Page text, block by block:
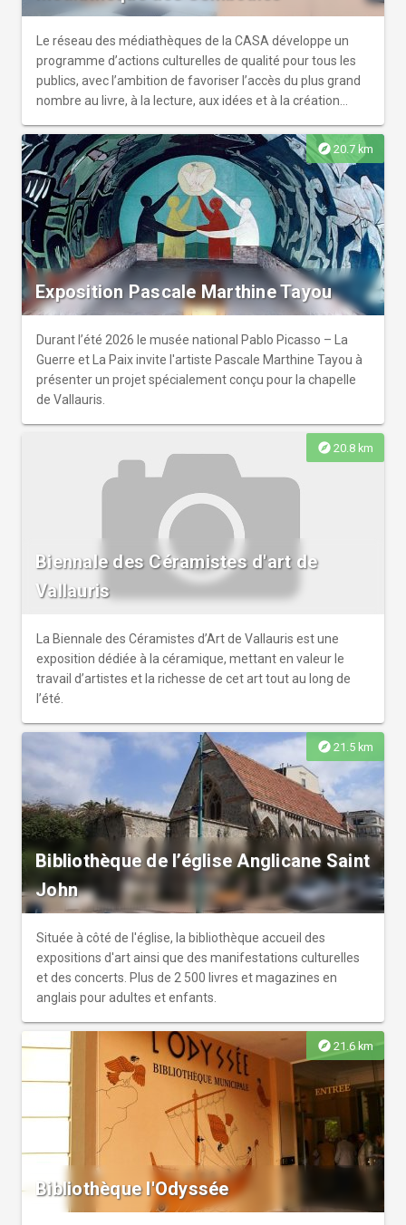
Le réseau des médiathèques de la CASA développe un
programme d’actions culturelles de qualité pour tous les
publics, avec l’ambition de favoriser l’accès du plus grand
nombre au livre, à la lecture, aux idées et à la création
explore 20.7 km
Exposition Pascale Marthine Tayou
Durant l’été 2026 le musée national Pablo Picasso – La
Guerre et La Paix invite l'artiste Pascale Marthine Tayou à
présenter un projet spécialement conçu pour la chapelle
de Vallauris.
explore 20.8 km
Biennale des Céramistes d'art de
Vallauris
La Biennale des Céramistes d’Art de Vallauris est une
exposition dédiée à la céramique, mettant en valeur le
travail d’artistes et la richesse de cet art tout au long de
l’été.
explore 21.5 km
Bibliothèque de l’église Anglicane Saint
John
Située à côté de l'église, la bibliothèque accueil des
expositions d'art ainsi que des manifestations culturelles
et des concerts. Plus de 2 500 livres et magazines en
anglais pour adultes et enfants.
explore 21.6 km
Bibliothèque l'Odyssée